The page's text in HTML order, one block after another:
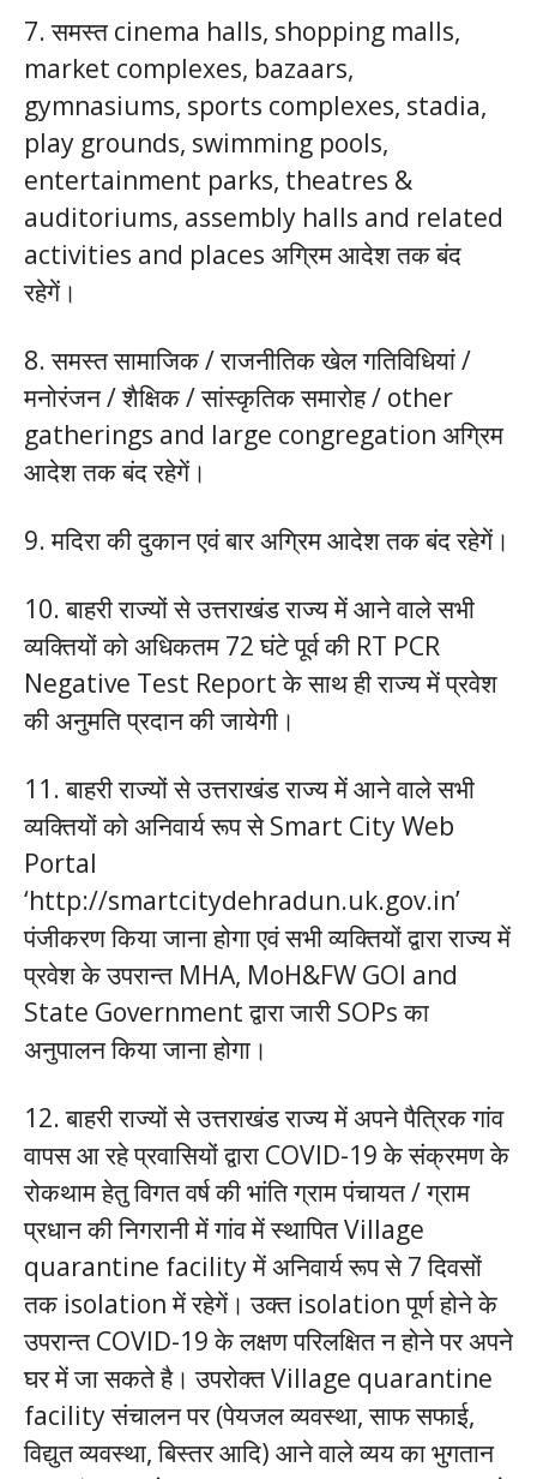
7. समस्त cinema halls, shopping malls,
market complexes, bazaars,
gymnasiums, sports complexes, stadia,
play grounds, swimming pools,
entertainment parks, theatres &
auditoriums, assembly halls and related
activities and places अग्रिम आदेश तक बंद
रहेगें।
8. समस्त सामाजिक / राजनीतिक खेल गतिविधियां /
मनोरंजन / शैक्षिक / सांस्कृतिक समारोह / other
gatherings and large congregation अग्रिम
आदेश तक बंद रहेगें।
9. मदिरा की दुकान एवं बार अग्रिम आदेश तक बंद रहेगें।
10. बाहरी राज्यों से उत्तराखंड राज्य में आने वाले सभी
व्यक्तियों को अधिकतम 72 घंटे पूर्व की RT PCR
Negative Test Report के साथ ही राज्य में प्रवेश
की अनुमति प्रदान की जायेगी।
11. बाहरी राज्यों से उत्तराखंड राज्य में आने वाले सभी
व्यक्तियों को अनिवार्य रूप से Smart City Web
Portal
‘http://smartcitydehradun.uk.gov.in’
पंजीकरण किया जाना होगा एवं सभी व्यक्तियों द्वारा राज्य में
प्रवेश के उपरान्त MHA, MoH&FW GOI and
State Government द्वारा जारी SOPs का
अनुपालन किया जाना होगा।
12. बाहरी राज्यों से उत्तराखंड राज्य में अपने पैत्रिक गांव
वापस आ रहे प्रवासियों द्वारा COVID-19 के संक्रमण के
रोकथाम हेतु विगत वर्ष की भांति ग्राम पंचायत / ग्राम
प्रधान की निगरानी में गांव में स्थापित Village
quarantine facility में अनिवार्य रूप से 7 दिवसों
तक isolation में रहेगें। उक्त isolation पूर्ण होने के
उपरान्त COVID-19 के लक्षण परिलक्षित न होने पर अपने
घर में जा सकते है। उपरोक्त Village quarantine
facility संचालन पर (पेयजल व्यवस्था, साफ सफाई,
विद्युत व्यवस्था, बिस्तर आदि) आने वाले व्यय का भुगतान